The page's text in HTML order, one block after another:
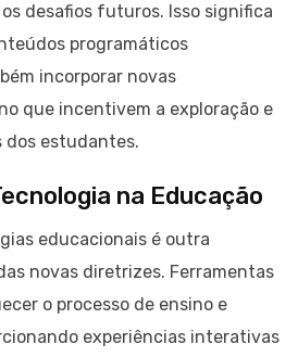
desafios futuros. Isso significa
programáticos
incorporar novas
que incentivem a exploração e
dos estudantes.
na Educação
educacionais é outra
novas diretrizes. Ferramentas
o processo de ensino e
experiências interativas